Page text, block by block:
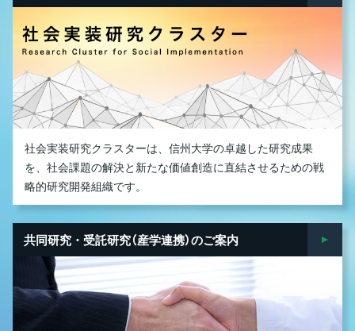
社会実装研究クラスターは、信州大学の卓越した研究成果
を、社会課題の解決と新たな価値創造に直結させるための戦
略的研究開発組織です。
共同研究・受託研究（産学連携）のご案内